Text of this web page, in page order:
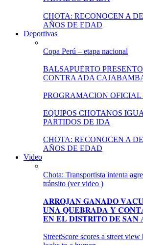
CHOTA: RECONOCEN A
AÑOS DE EDAD
Deportivas
Copa Perú – etapa nacional
BALSAPUERTO
CONTRA ADA
PROGRAMACION OFICIAL
EQUIPOS CHOTANOS
PARTIDOS DE IDA
CHOTA: RECONOCEN A
AÑOS DE EDAD
Video
Chota: Transportista intenta
tránsito (ver video )
𝐀𝐑𝐑𝐎𝐉𝐀𝐍 𝐆𝐀𝐍𝐀𝐃𝐎
𝐔𝐍𝐀 𝐐𝐔𝐄𝐁𝐑𝐀𝐃𝐀 𝐘
𝐄𝐍 𝐄𝐋 𝐃𝐈𝐒𝐓𝐑𝐈𝐓𝐎 𝐃𝐄 𝐒𝐀𝐍
StreetScore scores a street